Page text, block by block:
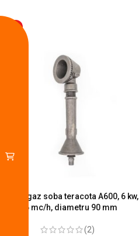
Arzator gaz soba teracota A600, 6 kw,
0.6 mc/h, diametru 90 mm
(2)